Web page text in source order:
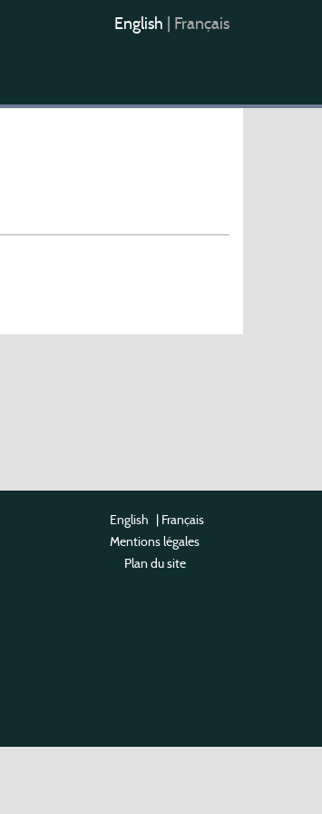
English Français
English | Français
Mentions légales
Plan du site